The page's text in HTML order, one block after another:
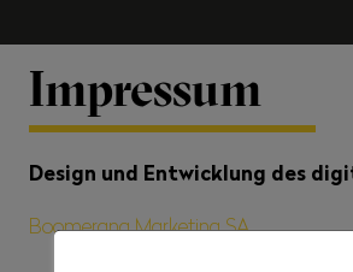
Impressum
Design und Entwicklung des
Boomerang Marketing SA